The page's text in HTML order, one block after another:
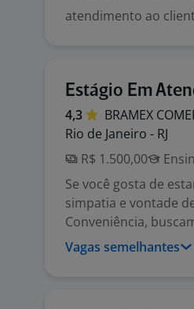
atendimento ao
Estágio Em
4,3 BRAMEX
Rio de Janeiro - RJ
R$ 1.500,00
Se você gosta de
simpatia e vontade
Conveniência,
Vagas semelhantes